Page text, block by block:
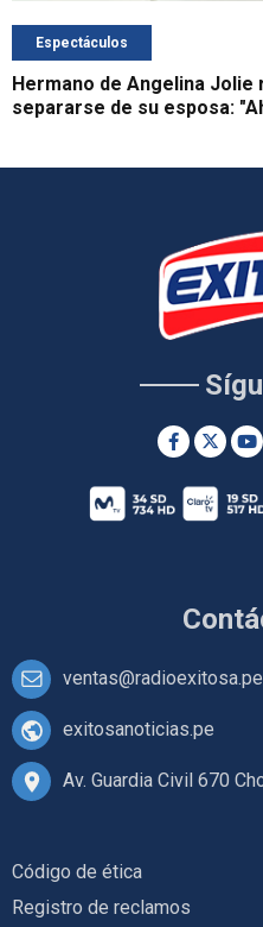
Espectáculos
Hermano de Angelina
separarse de su esposa:
ventas@radioexitosa.pe
exitosanoticias.pe
Av. Guardia Civil 670
Código de ética
Registro de reclamos